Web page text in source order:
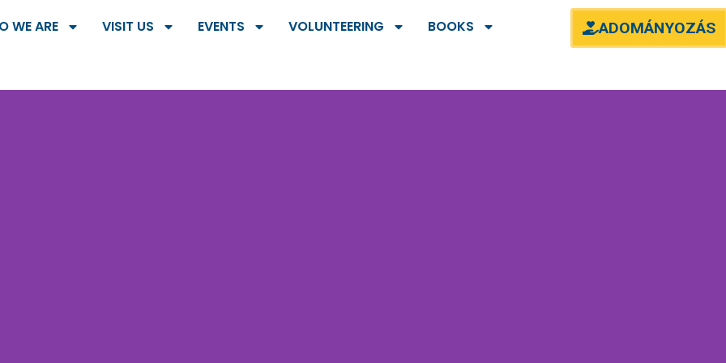
WE ARE VISIT US EVENTS VOLUNTEERING BOOKS ADOMÁNYOZÁS